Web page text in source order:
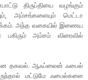
திருப்தியை வழங்கும்
அம்சங்களையும் மெட்டா
அந்த வகையில் இணைய
அம்சம் விரைவில்
என தகவல். ஆஃப்லைன் ஃபைல்
மட்டுமே ஃபைல்களை